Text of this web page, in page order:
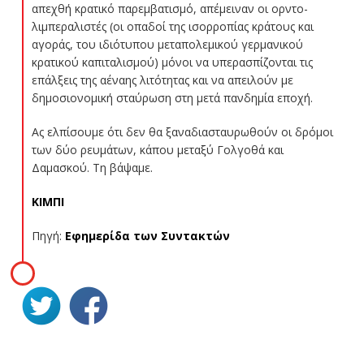
απεχθή κρατικό παρεμβατισμό, απέμειναν οι ορντο-
λιμπεραλιστές (οι οπαδοί της ισορροπίας κράτους και
αγοράς, του ιδιότυπου μεταπολεμικού γερμανικού
κρατικού καπιταλισμού) μόνοι να υπερασπίζονται τις
επάλξεις της αέναης λιτότητας και να απειλούν με
δημοσιονομική σταύρωση στη μετά πανδημία εποχή.
Ας ελπίσουμε ότι δεν θα ξαναδιασταυρωθούν οι δρόμοι
των δύο ρευμάτων, κάπου μεταξύ Γολγοθά και
Δαμασκού. Τη βάψαμε.
ΚΙΜΠΙ
Πηγή: Εφημερίδα των Συντακτών